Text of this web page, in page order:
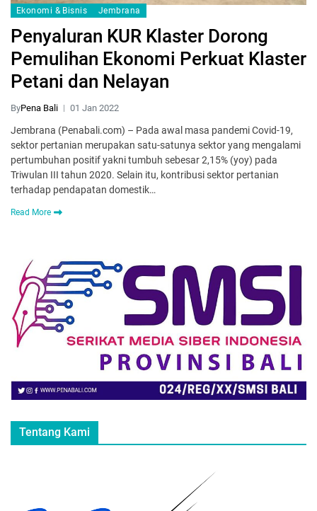
Ekonomi & Bisnis Jembrana
Penyaluran KUR Klaster Dorong
Pemulihan Ekonomi Perkuat Klaster
Petani dan Nelayan
ByPena Bali 01 Jan 2022
Jembrana (Penabali.com) – Pada awal masa pandemi Covid-19,
sektor pertanian merupakan satu-satunya sektor yang mengalami
pertumbuhan positif yakni tumbuh sebesar 2,15% (yoy) pada
Triwulan III tahun 2020. Selain itu, kontribusi sektor pertanian
terhadap pendapatan domestik…
Read More
Tentang Kami